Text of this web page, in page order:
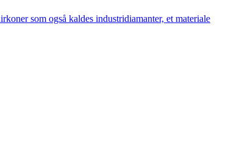
som også kaldes industridiamanter, et materiale